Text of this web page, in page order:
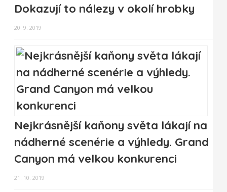
Dokazují to nálezy v okolí hrobky
20. 9. 2019
Nejkrásnější kaňony světa lákají na
nádherné scenérie a výhledy. Grand
Canyon má velkou konkurenci
21. 10. 2019